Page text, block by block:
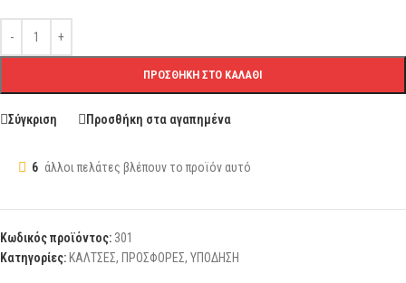
ΠΡΟΣΘΉΚΗ ΣΤΟ ΚΑΛΆΘΙ
Σύγκριση Προσθήκη στα αγαπημένα
6 άλλοι πελάτες βλέπουν το προϊόν αυτό
Κωδικός προϊόντος: 301
Κατηγορίες: ΚΑΛΤΣΕΣ, ΠΡΟΣΦΟΡΕΣ, ΥΠΟΔΗΣΗ